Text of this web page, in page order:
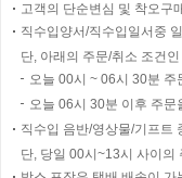
해방 사이 391
체인 자 391
허벅지 394
고객의 단순변심 및 착오구
직수입양서/직수입일서중
단, 아래의 주문/취소 조건
오늘 00시 ~ 06시 30분
오늘 06시 30분 이후 주
직수입 음반/영상물/기프트
단, 당일 00시~13시 사이의